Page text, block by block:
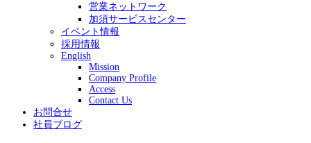
営業ネットワーク
加須サービスセンター
イベント情報
採用情報
English
Mission
Company Profile
Access
Contact Us
お問合せ
社員ブログ